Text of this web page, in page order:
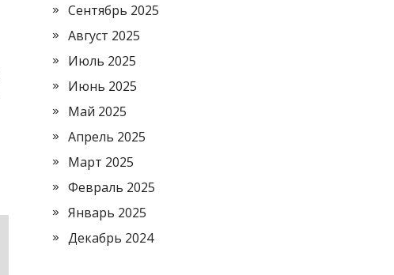
Сентябрь 2025
Август 2025
Июль 2025
Июнь 2025
Май 2025
Апрель 2025
Март 2025
Февраль 2025
Январь 2025
Декабрь 2024